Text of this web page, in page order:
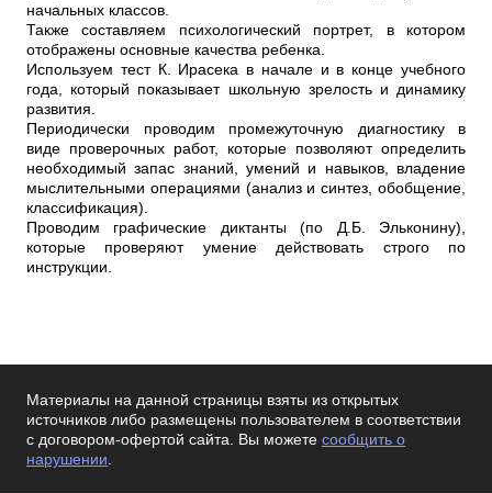
начальных классов.
Также составляем психологический портрет, в котором
отображены основные качества ребенка.
Используем тест К. Ирасека в начале и в конце учебного
года, который показывает школьную зрелость и динамику
развития.
Периодически проводим промежуточную диагностику в
виде проверочных работ, которые позволяют определить
необходимый запас знаний, умений и навыков, владение
мыслительными операциями (анализ и синтез, обобщение,
классификация).
Проводим графические диктанты (по Д.Б. Эльконину),
которые проверяют умение действовать строго по
инструкции.
Материалы на данной страницы взяты из открытых
источников либо размещены пользователем в соответствии
с договором-офертой сайта. Вы можете сообщить о
нарушении.